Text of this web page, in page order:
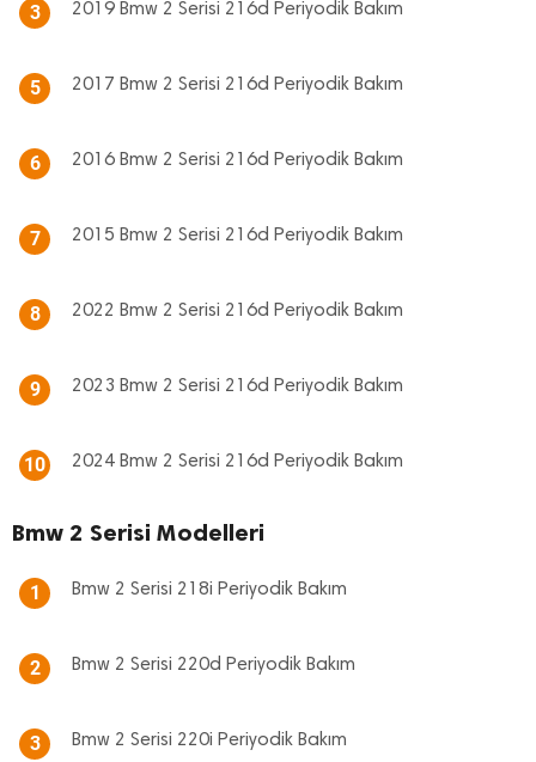
3 2019 Bmw 2 Serisi 216d Periyodik Bakım
5 2017 Bmw 2 Serisi 216d Periyodik Bakım
6 2016 Bmw 2 Serisi 216d Periyodik Bakım
7 2015 Bmw 2 Serisi 216d Periyodik Bakım
8 2022 Bmw 2 Serisi 216d Periyodik Bakım
9 2023 Bmw 2 Serisi 216d Periyodik Bakım
10 2024 Bmw 2 Serisi 216d Periyodik Bakım
Bmw 2 Serisi Modelleri
1 Bmw 2 Serisi 218i Periyodik Bakım
2 Bmw 2 Serisi 220d Periyodik Bakım
3 Bmw 2 Serisi 220i Periyodik Bakım